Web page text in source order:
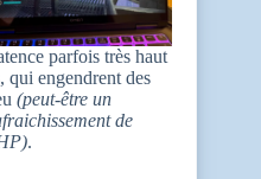
parfois très haut
qui engendrent des
(peut-être un
de
.